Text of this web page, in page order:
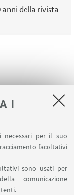
I
necessari per il suo
facoltativi
sono usati per
comunicazione
anni della rivista